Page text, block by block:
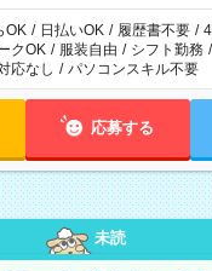
OK / 日払いOK / 履歴書不要 /
クOK / 服装自由 / シフト勤務 /
応なし / パソコンスキル不要
応募する
未読